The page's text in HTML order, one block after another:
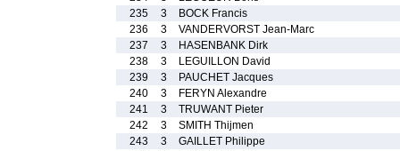
235
3
BOCK Francis
236
3
VANDERVORST Jean-Marc
237
3
HASENBANK Dirk
238
3
LEGUILLON David
239
3
PAUCHET Jacques
240
3
FERYN Alexandre
241
3
TRUWANT Pieter
242
3
SMITH Thijmen
243
3
GAILLET Philippe